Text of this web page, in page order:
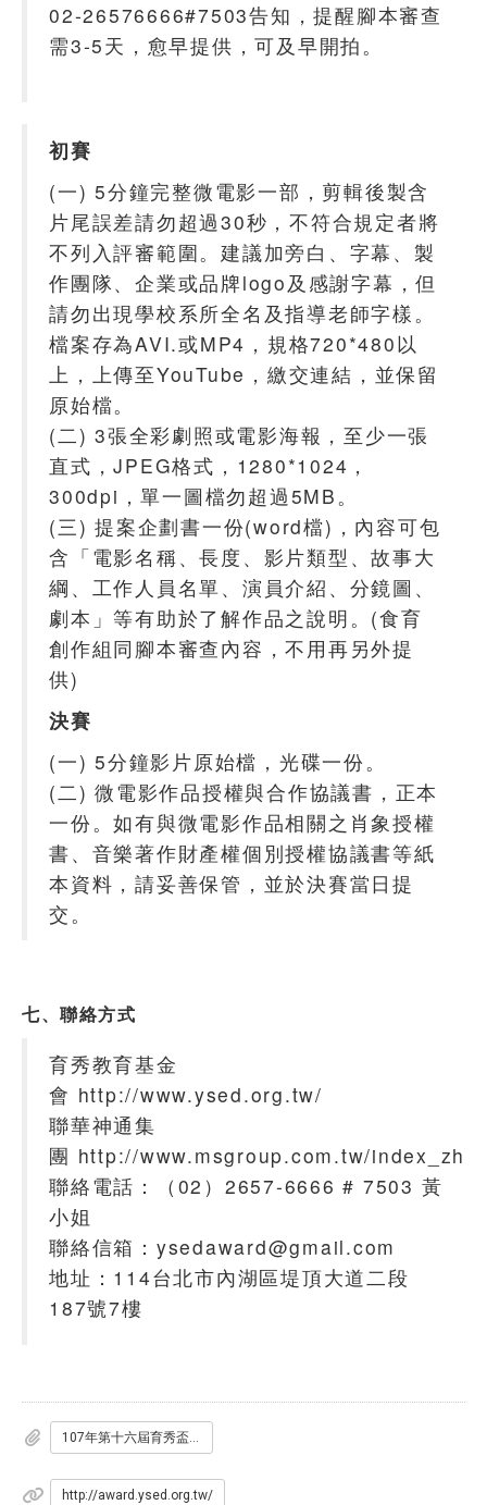
02-26576666#7503告知，提醒腳本審查
需3-5天，愈早提供，可及早開拍。
初賽
(一) 5分鐘完整微電影一部，剪輯後製含
片尾誤差請勿超過30秒，不符合規定者將
不列入評審範圍。建議加旁白、字幕、製
作團隊、企業或品牌logo及感謝字幕，但
請勿出現學校系所全名及指導老師字樣。
檔案存為AVI.或MP4，規格720*480以
上，上傳至YouTube，繳交連結，並保留
原始檔。
(二) 3張全彩劇照或電影海報，至少一張
直式，JPEG格式，1280*1024，
300dpi，單一圖檔勿超過5MB。
(三) 提案企劃書一份(word檔)，內容可包
含「電影名稱、長度、影片類型、故事大
綱、工作人員名單、演員介紹、分鏡圖、
劇本」等有助於了解作品之說明。(食育
創作組同腳本審查內容，不用再另外提
供)
決賽
(一) 5分鐘影片原始檔，光碟一份。
(二) 微電影作品授權與合作協議書，正本
一份。如有與微電影作品相關之肖象授權
書、音樂著作財產權個別授權協議書等紙
本資料，請妥善保管，並於決賽當日提
交。
七、聯絡方式
育秀教育基金
會 http://www.ysed.org.tw/
聯華神通集
團 http://www.msgroup.com.tw/
聯絡電話：（02）2657-6666 # 7503 黃
小姐
聯絡信箱：ysedaward@gmail.com
地址：114台北市內湖區堤頂大道二段
187號7樓
107年第十六屆育秀盃創意競賽簡章.pdf
http://award.ysed.org.tw/